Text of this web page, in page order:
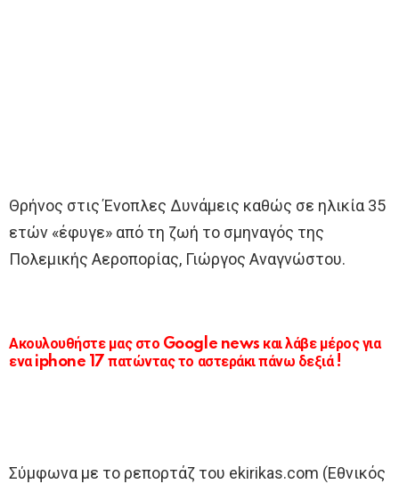
Θρήνος στις Ένοπλες Δυνάμεις καθώς σε ηλικία 35
ετών «έφυγε» από τη ζωή το σμηναγός της
Πολεμικής Αεροπορίας, Γιώργος Αναγνώστου.
Ακουλουθήστε μας στο Google news και λάβε μέρος για
ενα iphone 17 πατώντας το αστεράκι πάνω δεξιά !
Σύμφωνα με το ρεπορτάζ του ekirikas.com (Εθνικός